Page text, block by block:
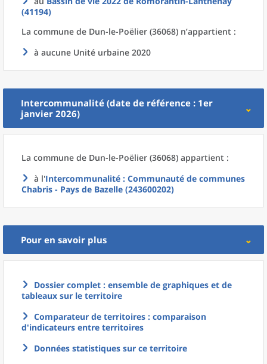
(41194)
La commune de Dun-le-Poëlier (36068) n’appartient :
à aucune Unité urbaine 2020
Intercommunalité (date de référence : 1er
janvier 2026)
La commune de Dun-le-Poëlier (36068) appartient :
à l'Intercommunalité : Communauté de communes
Chabris - Pays de Bazelle (243600202)
Pour en savoir plus
Dossier complet : ensemble de graphiques et de
tableaux sur le territoire
Comparateur de territoires : comparaison
d'indicateurs entre territoires
Données statistiques sur ce territoire